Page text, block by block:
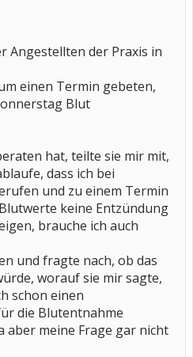
Angestellten der Praxis in
einen Termin gebeten,
Blut
hat, teilte sie mir mit,
dass ich bei
und zu einem Termin
keine Entzündung
brauche ich auch
und fragte nach, ob das
worauf sie mir sagte,
schon einen
die Blutentnahme
aber meine Frage gar nicht